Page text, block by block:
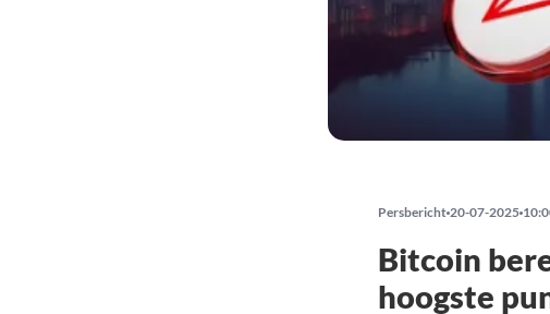
Persbericht 20-07-2025
Bitcoin
hoogste